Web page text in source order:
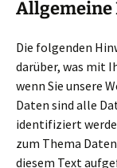
Allgemeine
Die folgenden
darüber, was mit
wenn Sie unsere
Daten sind alle
identifiziert
zum Thema
diesem Text